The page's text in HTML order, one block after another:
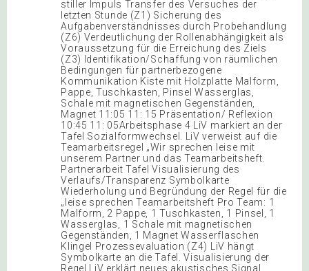
stiller Impuls Transfer des Versuches der
letzten Stunde (Z1) Sicherung des
Aufgabenverständnisses durch Probehandlung
(Z6) Verdeutlichung der Rollenabhängigkeit als
Voraussetzung für die Erreichung des Ziels
(Z3) Identifikation/Schaffung von räumlichen
Bedingungen für partnerbezogene
Kommunikation Kiste mit Holzplatte Malform,
Pappe, Tuschkasten, Pinsel Wasserglas,
Schale mit magnetischen Gegenständen,
Magnet 11:05 11: 15 Präsentation/ Reflexion
10:45 11: 05Arbeitsphase 4 LiV markiert an der
Tafel Sozialformwechsel. LiV verweist auf die
Teamarbeitsregel „Wir sprechen leise mit
unserem Partner und das Teamarbeitsheft.
Partnerarbeit Tafel Visualisierung des
Verlaufs/Transparenz Symbolkarte
Wiederholung und Begründung der Regel für die
„leise sprechen Teamarbeitsheft Pro Team: 1
Malform, 2 Pappe, 1 Tuschkasten, 1 Pinsel, 1
Wasserglas, 1 Schale mit magnetischen
Gegenständen, 1 Magnet Wasserflaschen
Klingel Prozessevaluation (Z4) LiV hängt
Symbolkarte an die Tafel. Visualisierung der
Regel LiV erklärt neues akustisches Signal